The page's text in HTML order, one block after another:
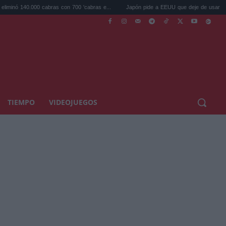
cabras con 700 'cabras e... Japón pide a EEUU que deje de usar a Mario y
TIEMPO VIDEOJUEGOS